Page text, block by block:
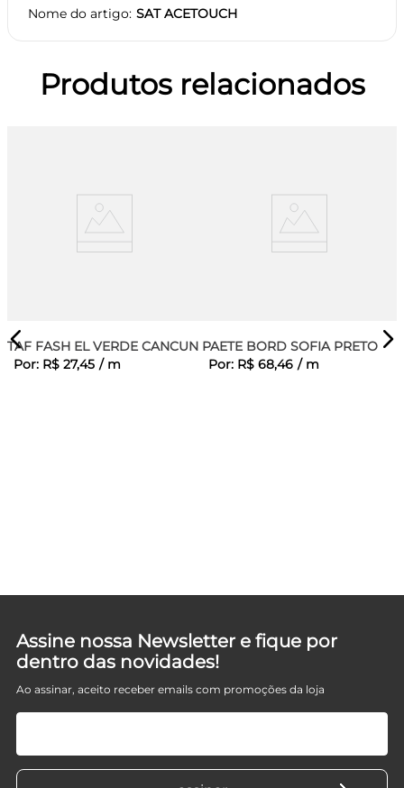
Nome do artigo SAT ACETOUCH
Produtos relacionados
TAF FASH EL VERDE CANCUN
Por: R$ 27,45 / m
PAETE BORD SOFIA PRETO
Por: R$ 68,46 / m
Assine nossa Newsletter e fique por
dentro das novidades!
Ao assinar, aceito receber emails com promoções da loja